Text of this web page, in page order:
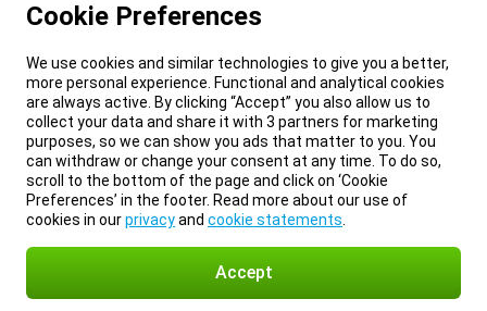
Cookie Preferences
We use cookies and similar technologies to give you a better,
more personal experience. Functional and analytical cookies
are always active. By clicking “Accept” you also allow us to
collect your data and share it with 3 partners for marketing
purposes, so we can show you ads that matter to you. You
can withdraw or change your consent at any time. To do so,
scroll to the bottom of the page and click on ‘Cookie
Preferences’ in the footer. Read more about our use of
cookies in ourprivacyand cookie statements
Accept